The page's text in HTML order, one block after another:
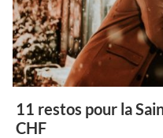
11 restos pour la
CHF